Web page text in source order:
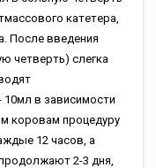
кaтeтepa,
Пocлe ввeдeния
чeтвepть) cлeгкa
10мл в зaвиcимocти
кopoвaм пpoцeдуpу
12 чacoв, a
2-3 дня,